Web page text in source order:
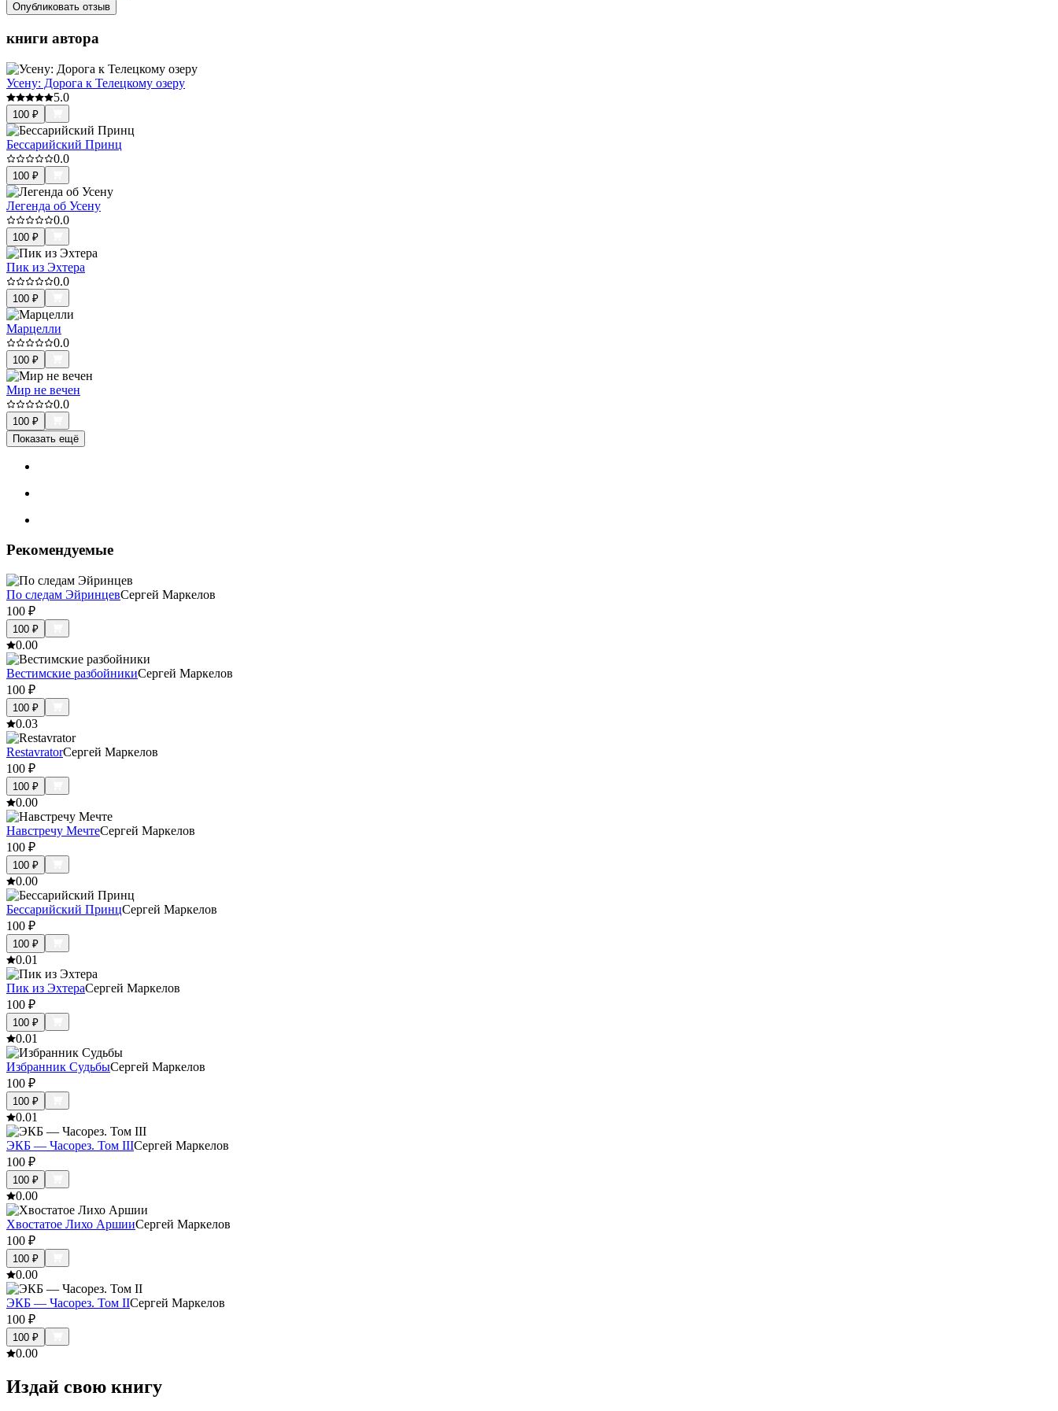
Опубликовать отзыв
книги автора
Усену: Дорога к Телецкому озеру
5.0
100 ₽
Бессарийский Принц
0.0
100 ₽
Легенда об Усену
0.0
100 ₽
Пик из Эхтера
0.0
100 ₽
Марцелли
0.0
100 ₽
Мир не вечен
0.0
100 ₽
Показать ещё
Рекомендуемые
По следам ЭйринцевСергей Маркелов
100 ₽
100 ₽
0.00
Вестимские разбойникиСергей Маркелов
100 ₽
100 ₽
0.03
RestavratorСергей Маркелов
100 ₽
100 ₽
0.00
Навстречу МечтеСергей Маркелов
100 ₽
100 ₽
0.00
Бессарийский ПринцСергей Маркелов
100 ₽
100 ₽
0.01
Пик из ЭхтераСергей Маркелов
100 ₽
100 ₽
0.01
Избранник СудьбыСергей Маркелов
100 ₽
100 ₽
0.01
ЭКБ — Часорез. Том IIIСергей Маркелов
100 ₽
100 ₽
0.00
Хвостатое Лихо АршииСергей Маркелов
100 ₽
100 ₽
0.00
ЭКБ — Часорез. Том IIСергей Маркелов
100 ₽
100 ₽
0.00
Издай свою книгу